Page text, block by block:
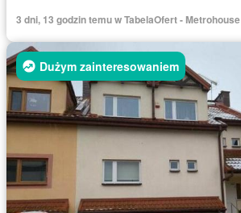
3 dni, 13 godzin temu w TabelaOfert - Metrohouse
Dużym zainteresowaniem